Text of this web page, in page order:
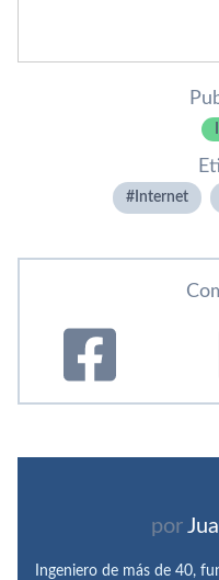
Internet
por
Ingeniero de más de 40,